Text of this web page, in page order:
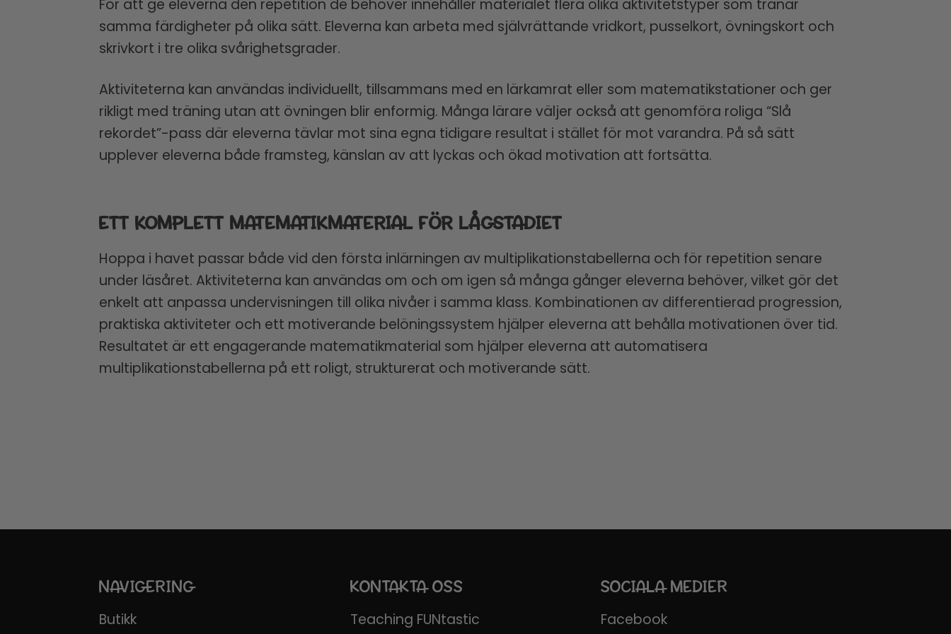
För att ge eleverna den repetition de behöver innehåller materialet flera olika aktivitetstyper som tränar
samma färdigheter på olika sätt. Eleverna kan arbeta med självrättande vridkort, pusselkort, övningskort och
skrivkort i tre olika svårighetsgrader.
Aktiviteterna kan användas individuellt, tillsammans med en lärkamrat eller som matematikstationer och ger
rikligt med träning utan att övningen blir enformig. Många lärare väljer också att genomföra roliga “Slå
rekordet”-pass där eleverna tävlar mot sina egna tidigare resultat i stället för mot varandra. På så sätt
upplever eleverna både framsteg, känslan av att lyckas och ökad motivation att fortsätta.
ETT KOMPLETT MATEMATIKMATERIAL FÖR LÅGSTADIET
Hoppa i havet passar både vid den första inlärningen av multiplikationstabellerna och för repetition senare
under läsåret. Aktiviteterna kan användas om och om igen så många gånger eleverna behöver, vilket gör det
enkelt att anpassa undervisningen till olika nivåer i samma klass. Kombinationen av differentierad progression,
praktiska aktiviteter och ett motiverande belöningssystem hjälper eleverna att behålla motivationen över tid.
Resultatet är ett engagerande matematikmaterial som hjälper eleverna att automatisera
multiplikationstabellerna på ett roligt, strukturerat och motiverande sätt.
NAVIGERING
Butikk
KONTAKTA OSS
Teaching FUNtastic
SOCIALA MEDIER
Facebook